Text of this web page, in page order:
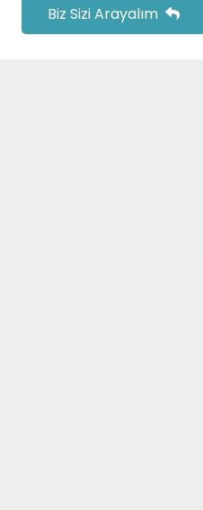
Biz Sizi Arayalım